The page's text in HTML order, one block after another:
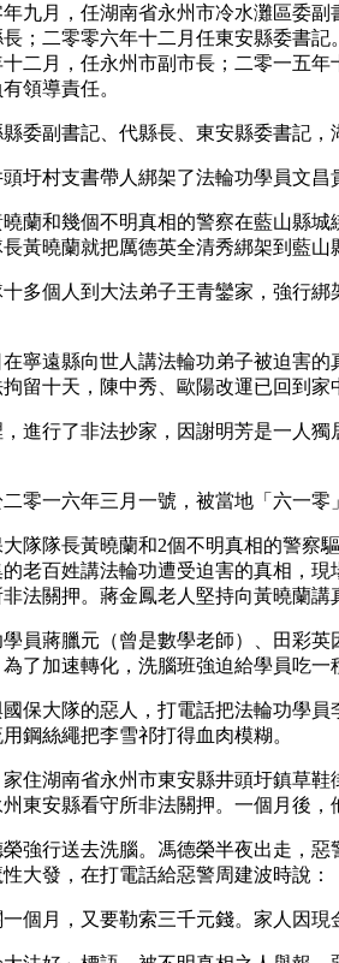
九月，任湖南省永州市冷水灘區委
；二零零六年十二月任東安縣委書
二月，任永州市副市長；二零一五
領導責任。
委副書記、代縣長、東安縣委書記
村支書帶人綁架了法輪功學員文昌
和幾個不明真相的警察在藍山縣
黃曉蘭就把厲德英全清秀綁架到藍山
個人到大法弟子王青鑾家，強行
遠縣向世人講法輪功弟子被迫害
留十天，陳中秀、歐陽改運已回到家
進行了非法抄家，因謝明芳是一人
一六年三月一號，被當地「六一零
隊長黃曉蘭和2個不明真相的警察
老百姓講法輪功遭受迫害的真相，
法關押。蔣金鳳老人堅持向黃曉蘭講
員蔣臘元（曾是數學老師）、田彩
了加速轉化，洗腦班強迫給學員吃一
大隊的惡人，打電話把法輪功學
鋼絲繩把李雪祁打得血肉模糊。
湖南省永州市東安縣井頭圩鎮草
東安縣看守所非法關押。一個月後，
強行送去洗腦。馮德榮半夜出走，
大發，在打電話給惡警周建波時說
個月，又要勒索三千元錢。家人因現